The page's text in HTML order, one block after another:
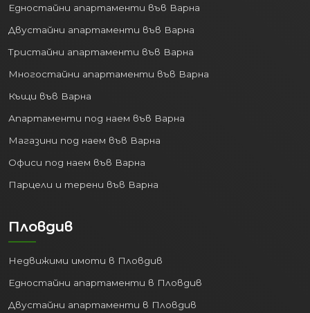
Едностайни апартаменти във Варна
Двустайни апартаменти във Варна
Тристайни апартаменти във Варна
Многостайни апартаменти във Варна
Къщи във Варна
Апартаменти под наем във Варна
Магазини под наем във Варна
Офиси под наем във Варна
Парцели и терени във Варна
Пловдив
Недвижими имоти в Пловдив
Едностайни апартаменти в Пловдив
Двустайни апартаменти в Пловдив